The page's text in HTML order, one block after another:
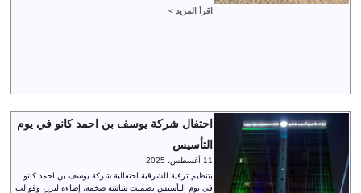
اقرأ المزيد >
احتفال شركة يوسف بن احمد كانو في يوم
التأسيس
11 أغسطس، 2025
بتنظيم ترفية الشرقية احتفالية شركة يوسف بن احمد كانو
في يوم التأسيس تضمنت شاشة ضخمة، إضاءة ليزر، وقوالب